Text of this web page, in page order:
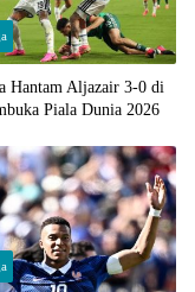
Hantam Aljazair 3-0 di
Piala Dunia 2026